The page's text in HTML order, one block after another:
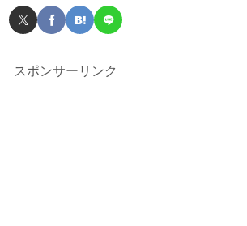
スポンサーリンク